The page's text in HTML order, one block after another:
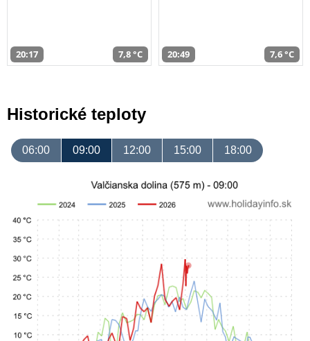
20:17 7,8 °C 20:49 7,6 °C
Historické teploty
06:00 09:00 12:00 15:00 18:00